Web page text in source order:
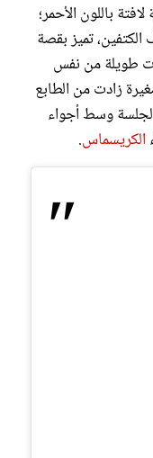
باللون الأحمر؛
تميز بقصة
طويلة من نفس
زادت من الطابع
وسط أجواء
الكريسماس.